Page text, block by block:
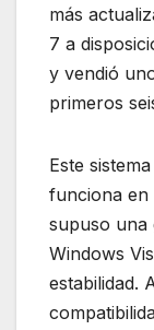
más
7 a
y vendió
primeros
Este
funciona en
supuso una
Windows
estabilidad.